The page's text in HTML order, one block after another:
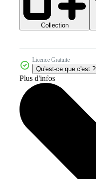
Collection
Licence Gratuite
Qu'est-ce que c'est ?
Plus d'infos